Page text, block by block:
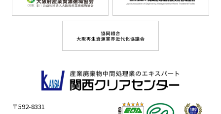
〒592-8331